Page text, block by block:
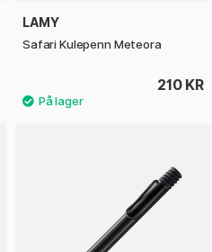
LAMY
Safari Kulepenn Meteora
210 KR